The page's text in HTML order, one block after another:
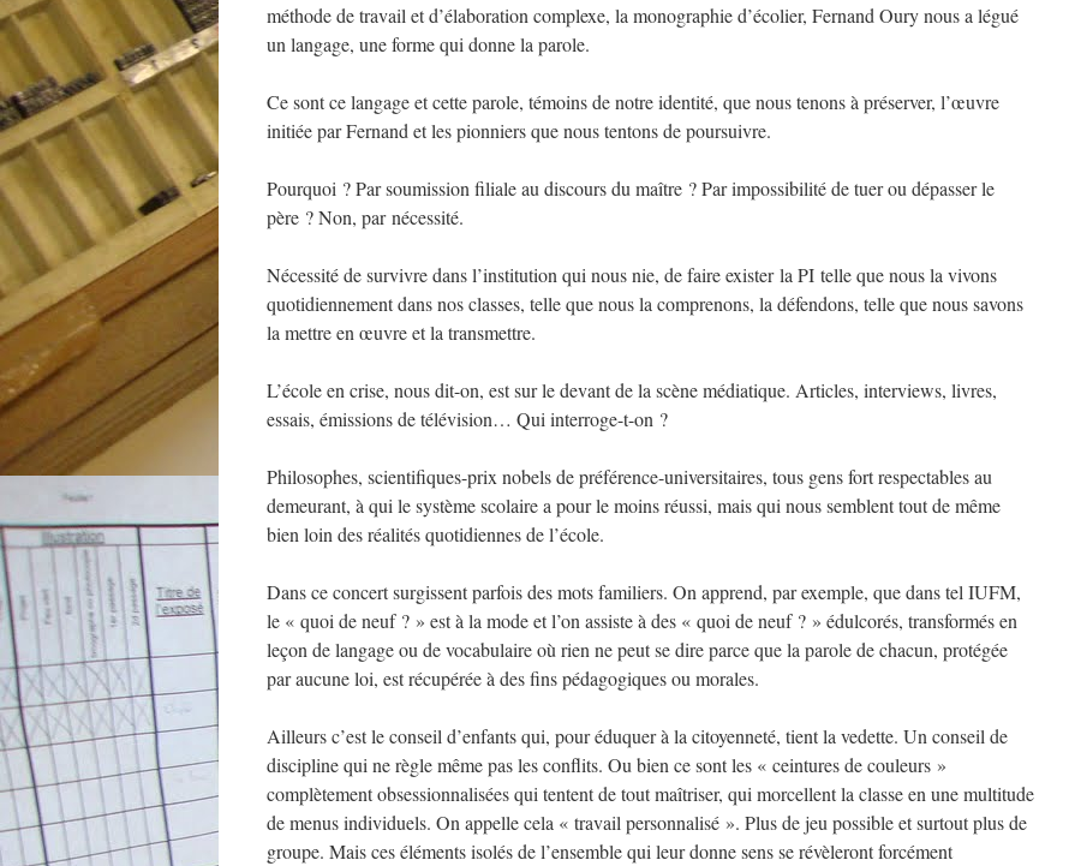
méthode de travail et d’élaboration complexe, la monographie d’écolier, Fernand Oury nous a légué
un langage, une forme qui donne la parole.
Ce sont ce langage et cette parole, témoins de notre identité, que nous tenons à préserver, l’œuvre
initiée par Fernand et les pionniers que nous tentons de poursuivre.
Pourquoi ? Par soumission filiale au discours du maître ? Par impossibilité de tuer ou dépasser le
père ? Non, par nécessité.
Nécessité de survivre dans l’institution qui nous nie, de faire exister la PI telle que nous la vivons
quotidiennement dans nos classes, telle que nous la comprenons, la défendons, telle que nous savons
la mettre en œuvre et la transmettre.
L’école en crise, nous dit-on, est sur le devant de la scène médiatique. Articles, interviews, livres,
essais, émissions de télévision… Qui interroge-t-on ?
Philosophes, scientifiques-prix nobels de préférence-universitaires, tous gens fort respectables au
demeurant, à qui le système scolaire a pour le moins réussi, mais qui nous semblent tout de même
bien loin des réalités quotidiennes de l’école.
Dans ce concert surgissent parfois des mots familiers. On apprend, par exemple, que dans tel IUFM,
le « quoi de neuf ? » est à la mode et l’on assiste à des « quoi de neuf ? » édulcorés, transformés en
leçon de langage ou de vocabulaire où rien ne peut se dire parce que la parole de chacun, protégée
par aucune loi, est récupérée à des fins pédagogiques ou morales.
Ailleurs c’est le conseil d’enfants qui, pour éduquer à la citoyenneté, tient la vedette. Un conseil de
discipline qui ne règle même pas les conflits. Ou bien ce sont les « ceintures de couleurs »
complètement obsessionnalisées qui tentent de tout maîtriser, qui morcellent la classe en une multitude
de menus individuels. On appelle cela « travail personnalisé ». Plus de jeu possible et surtout plus de
groupe. Mais ces éléments isolés de l’ensemble qui leur donne sens se révèleront forcément